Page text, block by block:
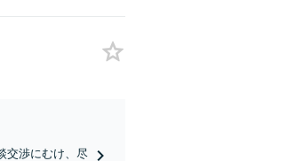
交渉にむけ、尽